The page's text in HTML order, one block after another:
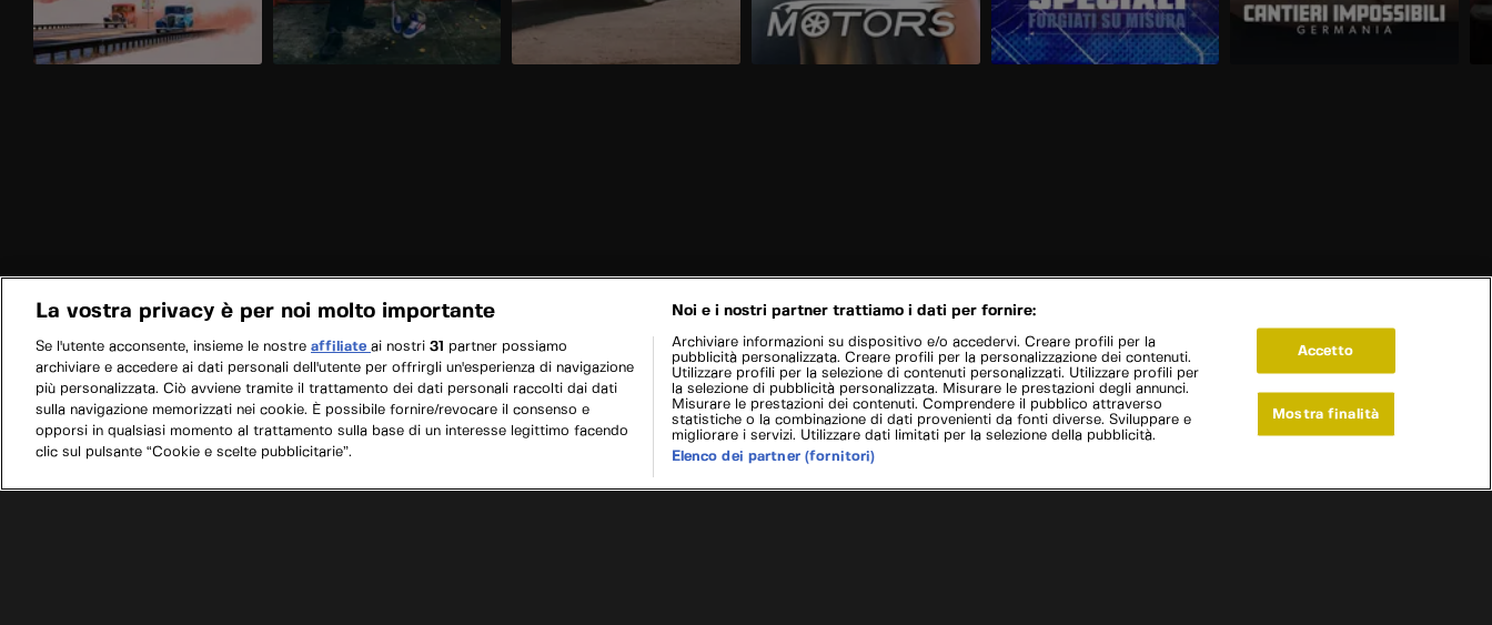
La vostra privacy è per noi molto importante
Se l'utente acconsente, insieme le nostre affiliate ai nostri 31
partner possiamo
archiviare e accedere ai dati personali dell'utente per offrirgli un'esperienza di navigazione
più personalizzata. Ciò avviene tramite il trattamento dei dati personali raccolti dai dati
sulla navigazione memorizzati nei cookie. È possibile fornire/revocare il consenso e
opporsi in qualsiasi momento al trattamento sulla base di un interesse legittimo facendo
clic sul pulsante “Cookie e scelte pubblicitarie”.
Noi e i nostri partner trattiamo i dati per fornire:
Archiviare informazioni su dispositivo e/o accedervi. Creare profili per la
pubblicità personalizzata. Creare profili per la personalizzazione dei contenuti.
Utilizzare profili per la selezione di contenuti personalizzati. Utilizzare profili per
la selezione di pubblicità personalizzata. Misurare le prestazioni degli annunci.
Misurare le prestazioni dei contenuti. Comprendere il pubblico attraverso
statistiche o la combinazione di dati provenienti da fonti diverse. Sviluppare e
migliorare i servizi. Utilizzare dati limitati per la selezione della pubblicità.
Elenco dei partner (fornitori)
Accetto
Mostra finalità